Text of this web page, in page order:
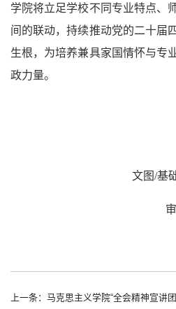
学院将立足学校不同专业特点、
间的联动，持续推动党的二十届
生根，为培养兼具家国情怀与专
政力量。
文图/基
上一条：马克思主义学院“全会精神宣讲